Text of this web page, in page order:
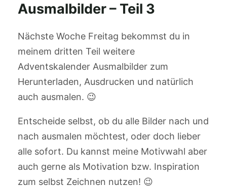
Ausmalbilder – Teil 3
Nächste Woche Freitag bekommst du in
meinem dritten Teil weitere
Adventskalender Ausmalbilder zum
Herunterladen, Ausdrucken und natürlich
auch ausmalen. 😉
Entscheide selbst, ob du alle Bilder nach und
nach ausmalen möchtest, oder doch lieber
alle sofort. Du kannst meine Motivwahl aber
auch gerne als Motivation bzw. Inspiration
zum selbst Zeichnen nutzen! 😉